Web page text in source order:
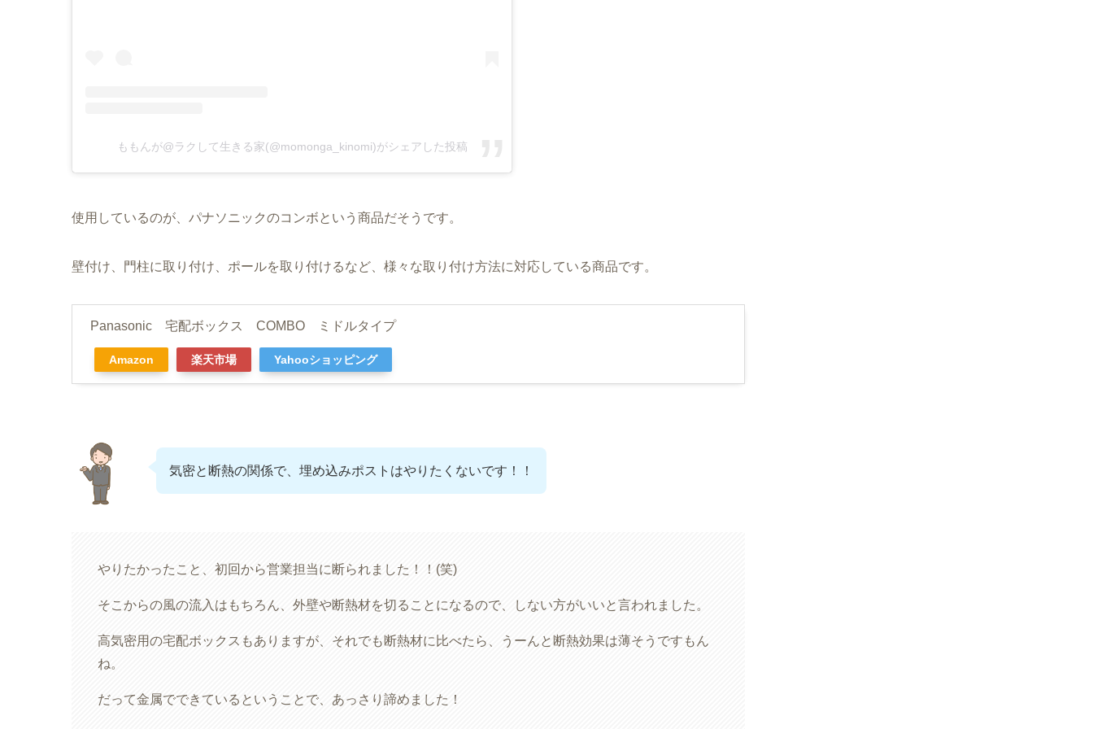
ももんが@ラクして生きる家(@momonga_kinomi)がシェアした投稿
使用しているのが、パナソニックのコンボという商品だそうです。
壁付け、門柱に取り付け、ポールを取り付けるなど、様々な取り付け方法に対応している商品です。
Panasonic 宅配ボックス COMBO ミドルタイプ
Amazon 楽天市場 Yahooショッピング
気密と断熱の関係で、埋め込みポストはやりたくないです！！
やりたかったこと、初回から営業担当に断られました！！(笑)
そこからの風の流入はもちろん、外壁や断熱材を切ることになるので、しない方がいいと言われました。
高気密用の宅配ボックスもありますが、それでも断熱材に比べたら、うーんと断熱効果は薄そうですもん
ね。
だって金属でできているということで、あっさり諦めました！